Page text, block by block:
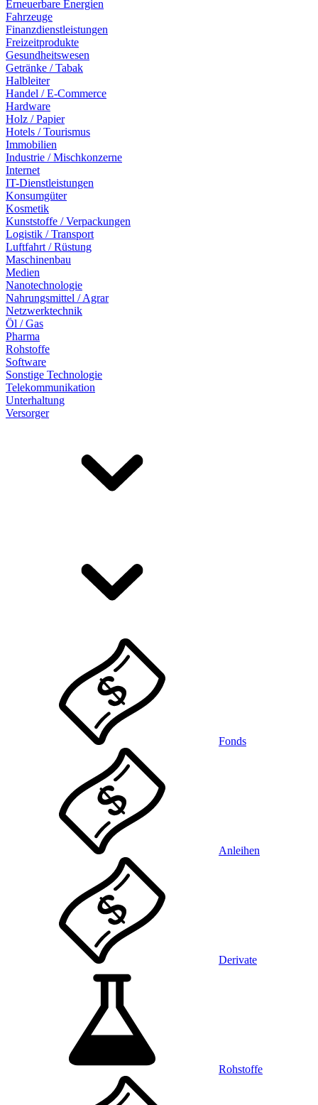
Erneuerbare Energien
Fahrzeuge
Finanzdienstleistungen
Freizeitprodukte
Gesundheitswesen
Getränke / Tabak
Halbleiter
Handel / E-Commerce
Hardware
Holz / Papier
Hotels / Tourismus
Immobilien
Industrie / Mischkonzerne
Internet
IT-Dienstleistungen
Konsumgüter
Kosmetik
Kunststoffe / Verpackungen
Logistik / Transport
Luftfahrt / Rüstung
Maschinenbau
Medien
Nanotechnologie
Nahrungsmittel / Agrar
Netzwerktechnik
Öl / Gas
Pharma
Rohstoffe
Software
Sonstige Technologie
Telekommunikation
Unterhaltung
Versorger
Fonds
Anleihen
Derivate
Rohstoffe